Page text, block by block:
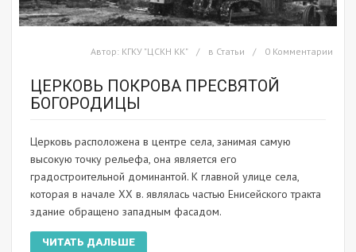
Автор: КГКУ "ЦСКН КК" в Статьи 0 Комментарии
ЦЕРКОВЬ ПОКРОВА ПРЕСВЯТОЙ
БОГОРОДИЦЫ
Церковь расположена в центре села, занимая самую
высокую точку рельефа, она является его
градостроительной доминантой. К главной улице села,
которая в начале ХХ в. являлась частью Енисейского тракта
здание обращено западным фасадом.
ЧИТАТЬ ДАЛЬШЕ